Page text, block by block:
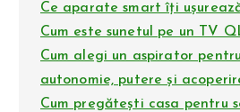
Ce aparate smart îți
Cum este sunetul pe un TV
Cum alegi un aspirator
autonomie, putere și
Cum pregătești casa pentru